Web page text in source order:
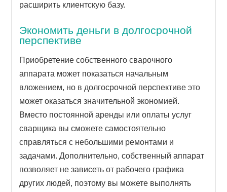
расширить клиентскую базу.
Экономить деньги в долгосрочной
перспективе
Приобретение собственного сварочного
аппарата может показаться начальным
вложением, но в долгосрочной перспективе это
может оказаться значительной экономией.
Вместо постоянной аренды или оплаты услуг
сварщика вы сможете самостоятельно
справляться с небольшими ремонтами и
задачами. Дополнительно, собственный аппарат
позволяет не зависеть от рабочего графика
других людей, поэтому вы можете выполнять